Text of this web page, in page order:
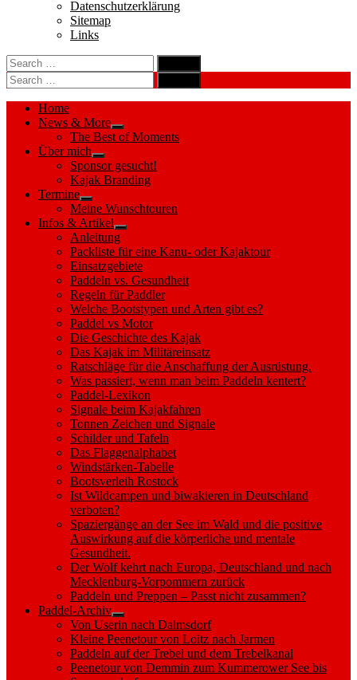
Datenschutzerklärung
Sitemap
Links
Search
for:
Search
Search
for:
Search
Home
News & More
Show
sub
The Best of Moments
Über mich
Show
sub
menu
Sponsor gesucht!
Kajak Branding
Termine
Show
sub
menu
Meine Wunschtouren
Infos & Artikel
Show
sub
menu
Anleitung
Packliste für eine Kanu- oder Kajaktour
Einsatzgebiete
Paddeln vs. Gesundheit
Regeln für Paddler
Welche Bootstypen und Arten gibt es?
Paddel vs Motor
Die Geschichte des Kajak
Das Kajak im Militäreinsatz
Ratschläge für die Anschaffung der Ausrüstung.
Was passiert, wenn man beim Paddeln kentert?
Paddel-Lexikon
Signale beim Kajakfahren
Tonnen Zeichen und Signale
Schilder und Tafeln
Das Flaggenalphabet
Windstärken-Tabelle
Bootsverleih Rostock
Ist Wildcampen und biwakieren in Deutschland
verboten?
Spaziergänge an der See im Wald und die positive
Auswirkung auf die körperliche und mentale
Gesundheit.
Der Wolf kehrt nach Europa, Deutschland und nach
Mecklenburg-Vorpommern zurück
Paddeln und Preppen – Passt nicht zusammen?
Paddel-Archiv
Show
sub
menu
Von Userin nach Dalmsdorf
Kleine Peenetour von Loitz nach Jarmen
Paddeln auf der Trebel und dem Trebelkanal
Peenetour von Demmin zum Kummerower See bis